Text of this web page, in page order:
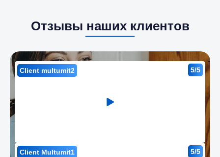
Отзывы наших клиентов
Client multumit2 5/5
Client Multumit1 5/5